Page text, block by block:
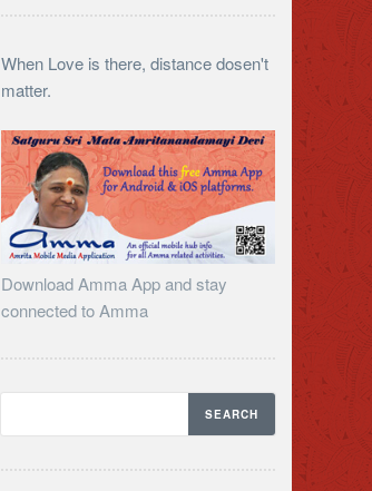
When Love is there, distance dosen't
matter.
Download Amma App and stay
connected to Amma